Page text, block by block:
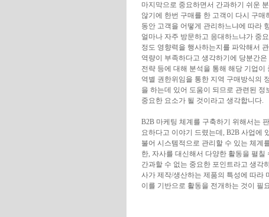
마지막으로 중요하면서 간과하기 쉬운
않기에 한번 구매를 한 고객이 다시 구
동안 고객을 어떻게 관리하느냐에 따라
얼마나 자주 방문하고 응대하느냐가 중
정도 영향력을 행사하는지를 파악해서
역량이 부족하다고 생각하기에 당분간
전략 등에 대해 분석을 통해 해당 기업
역별 권한위임을 통한 지역 구매방식의
을 하는데 있어 도움이 되므로 관련된
중요한 요소가 될 것이라고 생각합니다.
B2B 마케팅 체계를 구축하기 위해서는
요하다고 이야기 드렸는데, B2B 사업에
불어 시스템적으로 관리할 수 있는 체계
한, 자사를 대신해서 다양한 활동을 펼칠
간과할 수 없는 중요한 포인트라고 생각
사가 제작/생산하는 제품의 특성에 따라
이를 기반으로 활동을 전개하는 것이 필